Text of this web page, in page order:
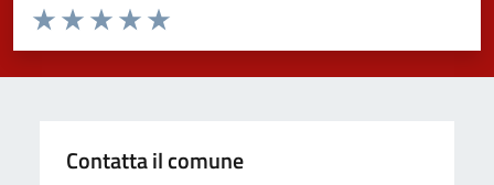
Domanda
Valuta da 1 a 5 stelle la pagina
Valuta 5 stelle su 5
Valuta 4 stelle su 5
Valuta 3 stelle su 5
Valuta 2 stelle su 5
Valuta 1 stelle su 5
Contatta il comune